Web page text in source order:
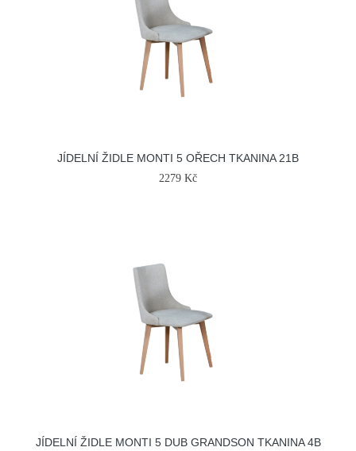
JÍDELNÍ ŽIDLE MONTI 5 OŘECH TKANINA 21B
2279 Kč
JÍDELNÍ ŽIDLE MONTI 5 DUB GRANDSON TKANINA 4B